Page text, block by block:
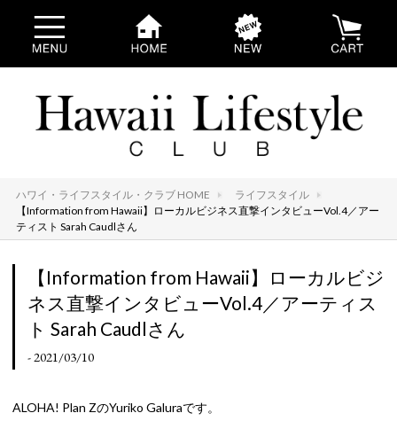
ハワイ・ライフスタイル・クラブ HOME
ライフスタイル
【Information from Hawaii】ローカルビジネス直撃インタビューVol.4／アー
ティスト Sarah Caudlさん
【Information from Hawaii】ローカルビジ
ネス直撃インタビューVol.4／アーティス
ト Sarah Caudlさん
- 2021/03/10
ALOHA! Plan ZのYuriko Galuraです。